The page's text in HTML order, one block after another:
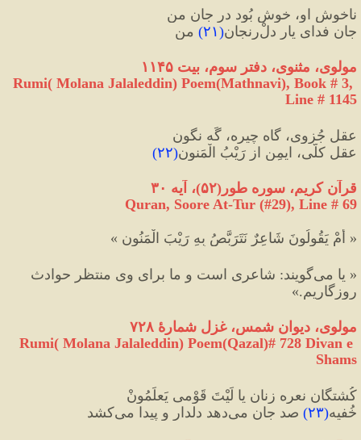
ناخوشِ او، خوش بُود در جان من
جان فدای یار دلْ‌رنجان
(۲۱) من
مولوی، مثنوی، دفتر سوم، بیت ۱۱۴۵
Rumi( Molana Jalaleddin) Poem(Mathnavi), Book # 3,
Line # 1145
عقلِ جُزوی، گاه چیره، گَه نگون
عقلِ کلّی، ایمِن از رَیْبُ الْمَنون(۲۲)
قرآن کریم، سوره طور (۵۲)، آیه ۳۰
Quran, Soore At-Tur (#29), Line # 69
« أَمْ يَقُولُونَ شَاعِرٌ نَتَرَبَّصُ بِهِ رَيْبَ الْمَنُونِ »
روزگاريم.»
مولوی، دیوان شمس، غزل شمارهٔ ۷۲۸
Rumi( Molana Jalaleddin) Poem(Qazal)# 728 Divan e
Shams
کُشتگان نعره زنان یا لَیْتَ قَوْمی یَعلَمُونْ
خُفیه(۲۳) صد جان می‌دهد دلدار و پیدا می‌کشد